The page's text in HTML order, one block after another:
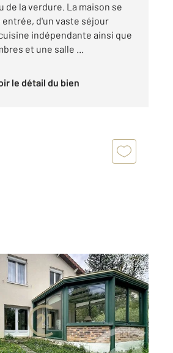
de la verdure. La maison se
entrée, d'un vaste séjour
indépendante ainsi que
et une salle ...
le détail du bien
€